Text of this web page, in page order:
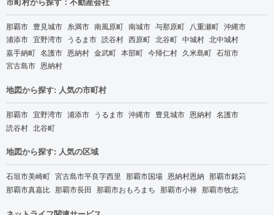
那覇市 豊見城市 糸満市 南風原町 南城市 与那原町 八重瀬町 沖縄市
浦添市 宜野湾市 うるま市 読谷村 西原町 北谷町 中城村 北中城村
嘉手納町 名護市 恩納村 金武町 本部町 今帰仁村 久米島町 石垣市
宮古島市 恩納村
地図から探す: 人気の市町村
那覇市 宜野湾市 浦添市 うるま市 沖縄市 豊見城市 恩納村 名護市
読谷村 北谷町
地図から探す: 人気の区域
石垣市美崎町 宮古島市平良字西里 那覇市国場 恩納村恩納 那覇市銘苅
那覇市真嘉比 那覇市長田 那覇市おもろまち 那覇市小禄 那覇市牧志